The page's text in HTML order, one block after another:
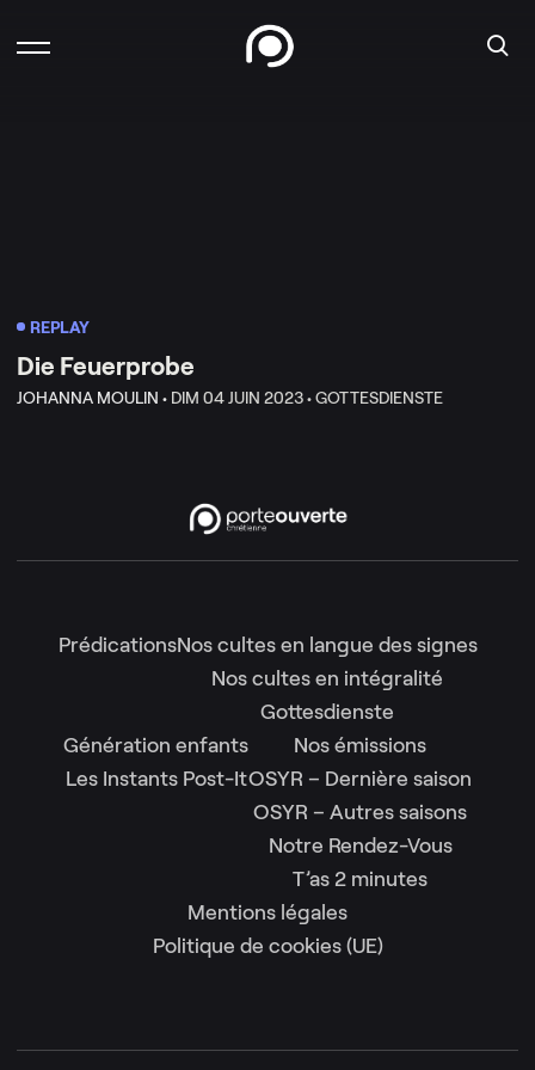
REPLAY
Die Feuerprobe
JOHANNA MOULIN • DIM 04 JUIN 2023 •GOTTESDIENSTE
PrédicationsNos cultes en langue des signes
Nos cultes en intégralité
Gottesdienste
Génération enfants
Les Instants Post-It
Nos émissions
OSYR – Dernière saison
OSYR – Autres saisons
Notre Rendez-Vous
T’as 2 minutes
Mentions légales
Politique de cookies (UE)